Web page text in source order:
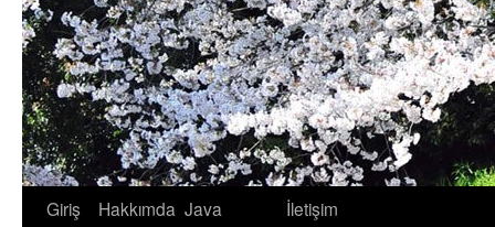
İçeriğe
Giriş Hakkımda Java
İletişim